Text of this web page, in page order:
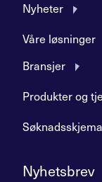
Nyheter
Våre løsninger
Bransjer
Produkter og
Nyhetsbrev